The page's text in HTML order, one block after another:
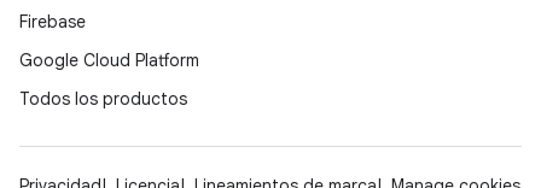
Firebase
Google Cloud Platform
Todos los productos